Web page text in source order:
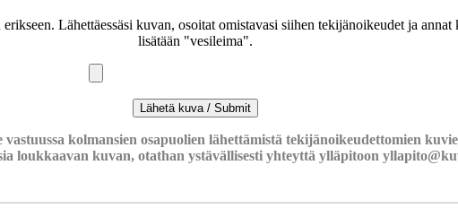
Lähettäessäsi kuvan, osoitat omistavasi siihen tekijänoikeudet ja
lisätään "vesileima".
kolmansien osapuolien lähettämistä tekijänoikeudettomien
loukkaavan kuvan, otathan ystävällisesti yhteyttä ylläpitoon